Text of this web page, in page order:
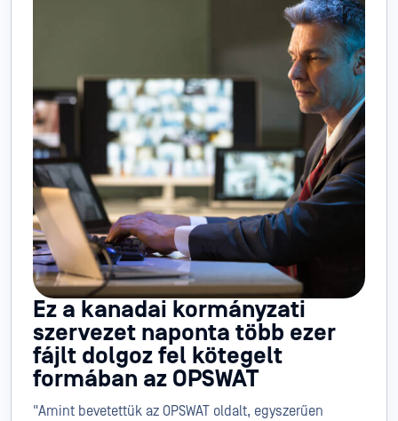
Ez a kanadai kormányzati
szervezet naponta több ezer
fájlt dolgoz fel kötegelt
formában az OPSWAT
"Amint bevetettük az OPSWAT oldalt, egyszerűen